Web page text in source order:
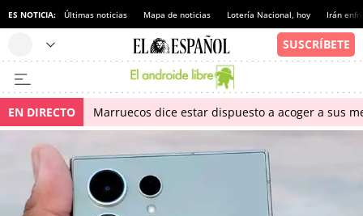
ES NOTICIA: Últimas noticias Mapa de noticias Lotería Nacional, hoy Irán
EN DIRECTO Marruecos dice estar dispuesto a acoger a sus